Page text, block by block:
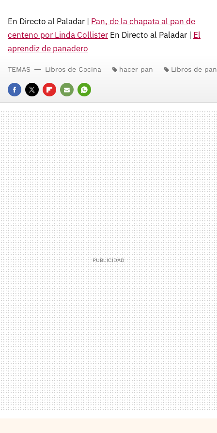
En Directo al Paladar | Pan, de la chapata al pan de
centeno por Linda Collister En Directo al Paladar | El
aprendiz de panadero
FACEBOOK
TWITTERFLIPBOARD
E-
MAIL
WHATSAPP
TEMAS Libros de Cocina hacer pan Libros de